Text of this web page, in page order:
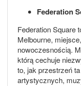
Federation
Federation Square
Melbourne,
nowoczesnością.
którą cechuje
to, jak przestrzeń
artystycznych,